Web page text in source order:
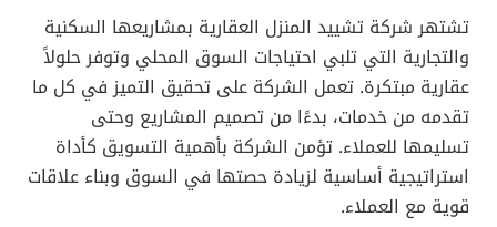
تشتهر شركة تشييد المنزل العقارية بمشاريعها السكنية
والتجارية التي تلبي احتياجات السوق المحلي وتوفر حلولاً
عقارية مبتكرة. تعمل الشركة على تحقيق التميز في كل ما
تقدمه من خدمات، بدءًا من تصميم المشاريع وحتى
تسليمها للعملاء. تؤمن الشركة بأهمية التسويق كأداة
استراتيجية أساسية لزيادة حصتها في السوق وبناء علاقات
قوية مع العملاء.